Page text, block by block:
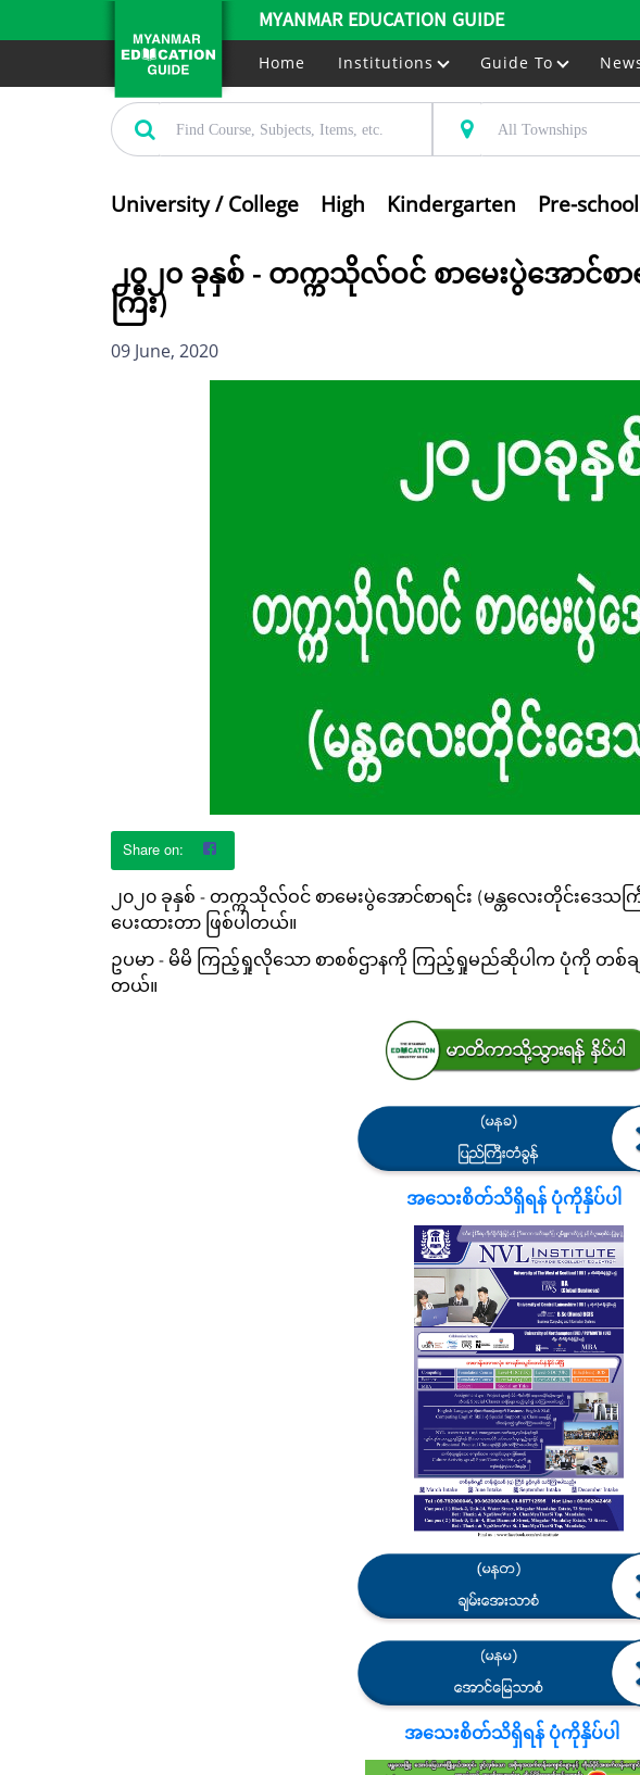
MYANMAR EDUCATION GUIDE
Home Institutions Guide To
University / College High Kindergarten Pre-school
၂၀၂၀ ခုနှစ် - တက္ကသိုလ်ဝင် စာမေးပွဲအောင်စာ
ကြီး)
09 June, 2020
၂၀၂၀ ခုနှစ် - တက္ကသိုလ်ဝင် စာမေးပွဲအောင်စာရင်း (မန္တလေးတိုင်းဒေသက
ပေးထားတာ ဖြစ်ပါတယ်။
ဥပမာ - မိမိ ကြည့်ရှုလိုသော စာစစ်ဌာနကို ကြည့်ရှုမည်ဆိုပါက ပုံကို တစ်ချ
တယ်။
အသေးစိတ်သိရှိရန် ပုံကိုနှိပ်ပါ
အသေးစိတ်သိရှိရန် ပုံကိုနှိပ်ပါ